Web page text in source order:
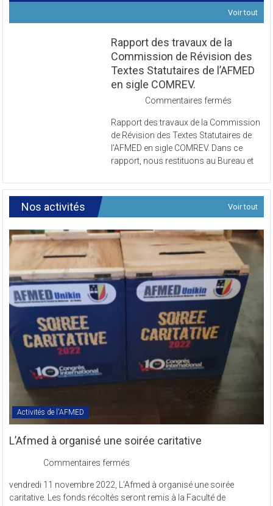
Voir tout
Rapport des travaux de la
Commission de Révision des
Textes Statutaires de l’AFMED
en sigle COMREV.
Commentaires fermés
des
travaux
de
la
de
Révision
Textes
Statutaires
de
l’AFMED
en
sigle
COMREV.
Rapport des travaux de la Commission
de Révision des Textes Statutaires de
l’AFMED en sigle COMREV. Dans ce
rapport, nous restituons au Bureau et
Nos activités Voir tout
Activités de l'AFMED
L’Afmed à organisé une soirée caritative
Commentaires fermés
à
organisé
vendredi 11 novembre 2022, L’Afmed à organisé une soirée
caritative. Les fonds récoltés seront remis à la Faculté de